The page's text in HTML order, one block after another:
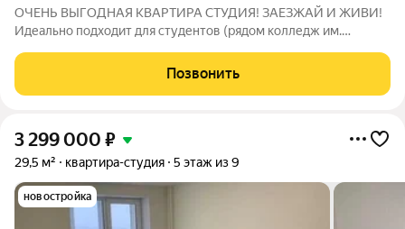
ОЧЕНЬ ВЫГОДНАЯ КВАРТИРА СТУДИЯ! ЗАЕЗЖАЙ И ЖИВИ!
Идеально подходит для студентов (рядом колледж им.
сразу с мебелью и техникой! Редкая квартира студия, которая
подходит в ипотеку. Не доля,
Позвонить
3 299 000 ₽
29,5 м² квартира-студия 5 этаж из 9
новостройка